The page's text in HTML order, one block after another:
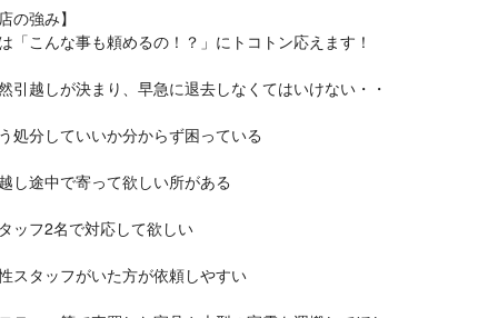
の強み】
「こんな事も頼めるの！？」にトコトン応えます！
引越しが決まり、早急に退去しなくてはいけない・・
処分していいか分からず困っている
し途中で寄って欲しい所がある
ッフ2名で対応して欲しい
スタッフがいた方が依頼しやすい